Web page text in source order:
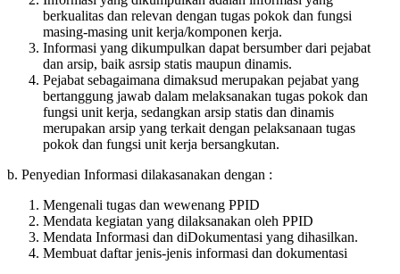
berkualitas dan relevan dengan tugas pokok dan fungsi
masing-masing unit kerja/komponen kerja.
Informasi yang dikumpulkan dapat bersumber dari pejabat
dan arsip, baik asrsip statis maupun dinamis.
Pejabat sebagaimana dimaksud merupakan pejabat yang
bertanggung jawab dalam melaksanakan tugas pokok dan
fungsi unit kerja, sedangkan arsip statis dan dinamis
merupakan arsip yang terkait dengan pelaksanaan tugas
pokok dan fungsi unit kerja bersangkutan.
b. Penyedian Informasi dilakasanakan dengan :
Mengenali tugas dan wewenang PPID
Mendata kegiatan yang dilaksanakan oleh PPID
Mendata Informasi dan diDokumentasi yang dihasilkan.
Membuat daftar jenis-jenis informasi dan dokumentasi